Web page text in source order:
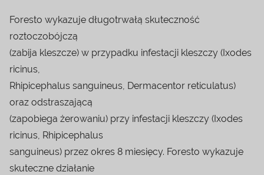
Foresto wykazuje długotrwałą skuteczność
roztoczobójczą
(zabija kleszcze) w przypadku infestacji kleszczy (Ixodes
ricinus,
Rhipicephalus sanguineus, Dermacentor reticulatus)
oraz odstraszającą
(zapobiega żerowaniu) przy infestacji kleszczy (Ixodes
ricinus, Rhipicephalus
sanguineus) przez okres 8 miesięcy. Foresto wykazuje
skuteczne działanie